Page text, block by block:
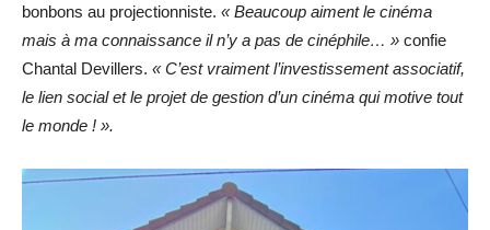
bonbons au projectionniste. « Beaucoup aiment le cinéma
mais à ma connaissance il n’y a pas de cinéphile… » confie
Chantal Devillers. « C’est vraiment l’investissement associatif,
le lien social et le projet de gestion d’un cinéma qui motive tout
le monde ! ».